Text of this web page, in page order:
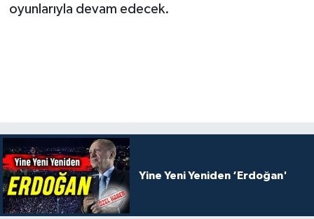
oyunlarıyla devam edecek.
Yine Yeni Yeniden ‘Erdoğan'